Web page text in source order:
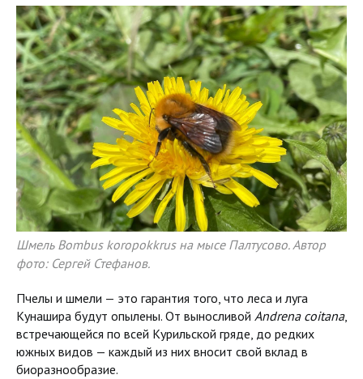
Шмель Bombus koropokkrus на мысе Палтусово. Автор
фото: Сергей Стефанов.
Пчелы и шмели — это гарантия того, что леса и луга
Кунашира будут опылены. От выносливой Andrena coitana,
встречающейся по всей Курильской гряде, до редких
южных видов — каждый из них вносит свой вклад в
биоразнообразие.